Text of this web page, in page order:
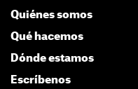
Quiénes somos
Qué hacemos
Dónde estamos
Escríbenos